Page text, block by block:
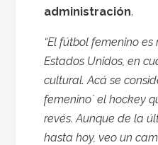
administración.
“El fútbol femenino
Estados Unidos, en
cultural. Acá se
femenino´ el hockey
revés. Aunque de la
hasta hoy, veo un